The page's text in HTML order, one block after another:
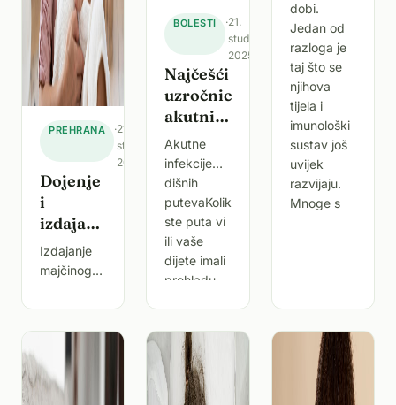
PREHRANA ·21.
studenoga
2025.
Dojenje
i
izdajanje
– kako
potaknuti
stvaranje
majčinog
Izdajanje
majčinog
danas je
važan dio
dojenju i
majčinstvu,
BOLESTI ·21.
studenoga
2025.
Najčešći
uzročnici
akutnih
infekcija
dišnih
puteva
kod
djece
Akutne
infekcije
dišnih
putevaKoliko
ste puta vi
ili vaše
dijete imali
prehladu,
temperaturu
u
posljednjih
godinu
dobi.
Jedan od
razloga je
taj što se
njihova
tijela i
imunološki
sustav još
uvijek
razvijaju.
Mnoge s